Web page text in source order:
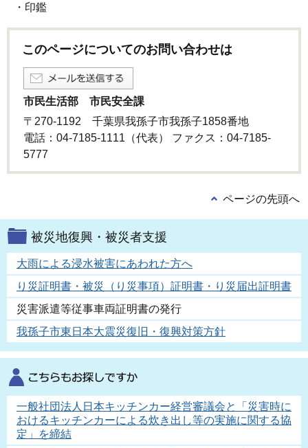
・印鑑
このページについてのお問い合わせは
市民生活部 市民安全課
〒270-1192 千葉県我孫子市我孫子1858番地
電話：04-7185-1111（代表） ファクス：04-7185-
5777
ページの先頭へ
被災地復興・被災者支援
大雨による浸水被害にあわれた方へ
り災証明書・被災（り災事項）証明書・り災届出証明書
災害派遣等従事車両証明書の発行
我孫子市東日本大震災復旧・復興対策方針
一般社団法人日本キッチンカー経営審議会と「災害時に
おけるキッチンカーによる炊き出し等の実施に関する協
定」を締結